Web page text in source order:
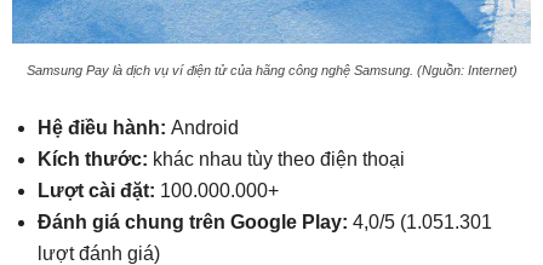
Samsung Pay là dịch vụ ví điện tử của hãng công nghệ Samsung. (Nguồn: Internet)
Hệ điều hành: Android
Kích thước: khác nhau tùy theo điện thoại
Lượt cài đặt: 100.000.000+
Đánh giá chung trên Google Play: 4,0/5 (1.051.301
lượt đánh giá)